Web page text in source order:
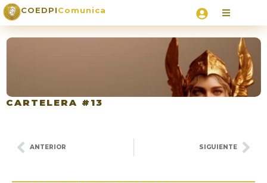
COEDPIComunica
CARTELERA #13
ANTERIOR SIGUIENTE